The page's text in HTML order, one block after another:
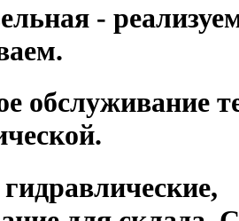
-
обслуживание